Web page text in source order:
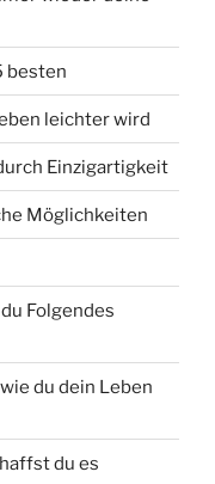
besten
leichter wird
Einzigartigkeit
Möglichkeiten
Folgendes
wie du dein Leben
du es